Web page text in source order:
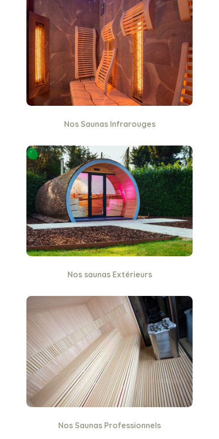
Nos Saunas Infrarouges
Nos saunas Extérieurs
Nos Saunas Professionnels